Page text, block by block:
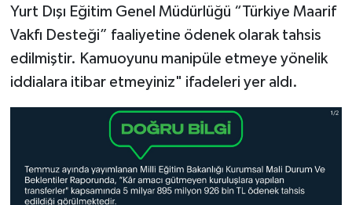
Yurt Dışı Eğitim Genel Müdürlüğü “Türkiye Maarif
Vakfı Desteği” faaliyetine ödenek olarak tahsis
edilmiştir. Kamuoyunu manipüle etmeye yönelik
iddialara itibar etmeyiniz" ifadeleri yer aldı.